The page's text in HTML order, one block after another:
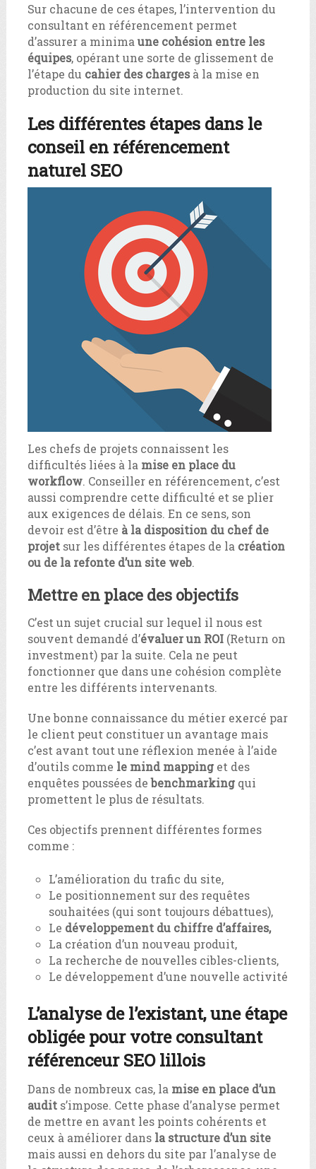
Sur chacune de ces étapes, l’intervention du
consultant en référencement permet
d’assurer a minima une cohésion entre les
équipes, opérant une sorte de glissement de
l’étape du cahier des chargesà la mise en
production du site internet.
Les différentes étapes dans le
conseil en référencement
naturel SEO
Les chefs de projets connaissent les
difficultés liées à la mise en place du
workflow. Conseiller en référencement, c’est
aussi comprendre cette difficulté et se plier
aux exigences de délais. En ce sens, son
devoir est d’être à la disposition du chef de
projetsur les différentes étapes de la création
ou de la refonte d’un site web.
Mettre en place des objectifs
C’est un sujet crucial sur lequel il nous est
souvent demandé d’évaluer un ROI(Return on
investment) par la suite. Cela ne peut
fonctionner que dans une cohésion complète
entre les différents intervenants.
Une bonne connaissance du métier exercé par
le client peut constituer un avantage mais
c’est avant tout une réflexion menée à l’aide
d’outils comme le mind mappinget des
enquêtes poussées debenchmarkingqui
promettent le plus de résultats.
Ces objectifs prennent différentes formes
comme :
L’amélioration du trafic du site,
Le positionnement sur des requêtes
souhaitées (qui sont toujours débattues),
Le développement du chiffre d’affaires,
La création d’un nouveau produit,
La recherche de nouvelles cibles-clients,
Le développement d’une nouvelle activité
L’analyse de l’existant, une étape
obligée pour votre consultant
référenceur SEO lillois
Dans de nombreux cas, la mise en place d’un
audits’impose. Cette phase d’analyse permet
de mettre en avant les points cohérents et
ceux à améliorer dansla structure d’un site
mais aussi en dehors du site par l’analyse de